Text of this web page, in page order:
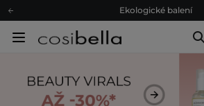
Ekologické balení
Doporučovací Program
Ekologické balení